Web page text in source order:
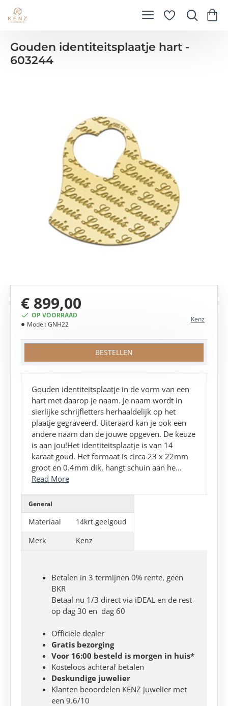
Gouden identiteitsplaatje hart -
603244
OP VOORRAAD
Model:GNH22
Kenz
€ 899,00
BESTELLEN
Gouden identiteitsplaatje in de vorm van een
hart met daarop je naam. Je naam wordt in
sierlijke schrijfletters herhaaldelijk op het
plaatje gegraveerd. Uiteraard kan je ook een
andere naam dan de jouwe opgeven. De keuze
is aan jou!Het identiteitsplaatje is van 14
karaat goud. Het formaat is circa 23 x 22mm
groot en 0.4mm dik, hangt schuin aan he...
Read More
General
Materiaal
14krt.geelgoud
Merk
Kenz
Betalen in 3 termijnen 0% rente, geen
BKR
Betaal nu 1/3 direct via iDEAL en de rest
op dag 30 en dag 60
Officiële dealer
Gratis bezorging
Voor 16:00 besteld is morgen in huis*
Kosteloos achteraf betalen
Deskundige juwelier
Klanten beoordelen KENZ juwelier met
een 9.6/10